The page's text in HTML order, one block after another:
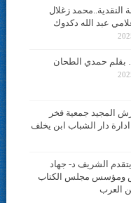
النقدية..محمد زغلال
عبد الله دكدوك
بقلم حمدي الطحان
المجيد جمعية فخر
دار الشباب ابن يخلف
الشريف د- جهاد
ومؤسس مجلس الكتاب
العرب